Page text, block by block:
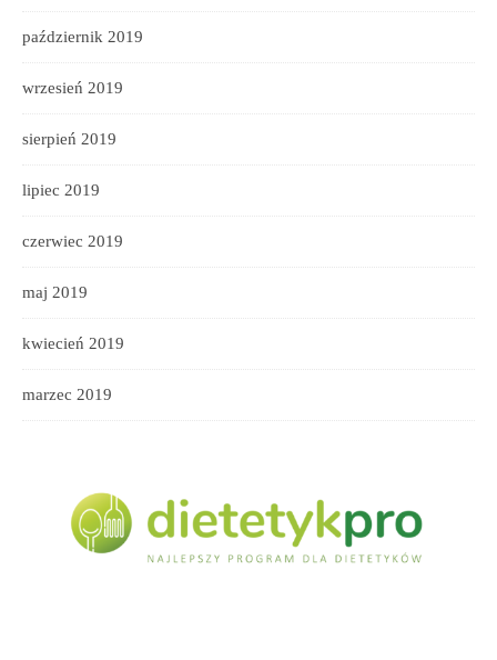
październik 2019
wrzesień 2019
sierpień 2019
lipiec 2019
czerwiec 2019
maj 2019
kwiecień 2019
marzec 2019